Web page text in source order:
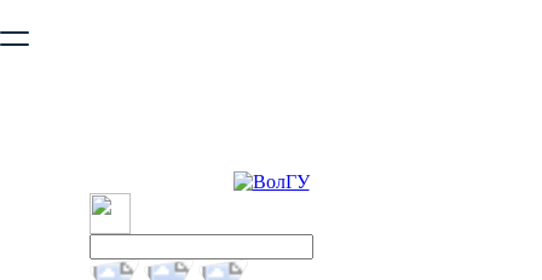
безопасную работу с сайтом. Пожалуйста